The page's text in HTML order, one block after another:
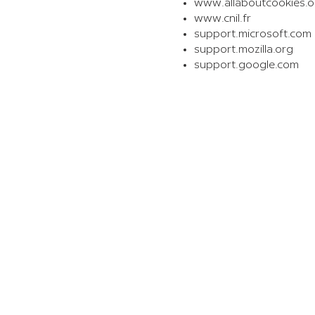
www.cnil.fr
support.microsoft.com
support.mozilla.org
support.google.com